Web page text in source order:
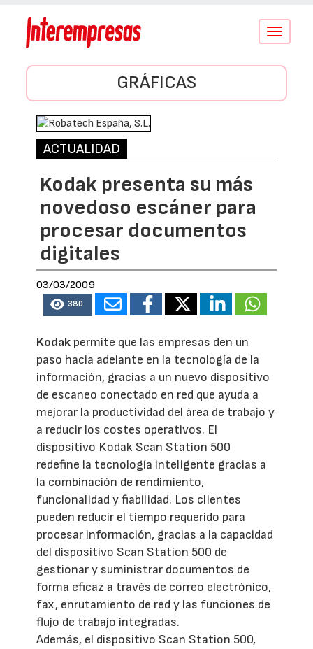
Conmutar
GRÁFICAS
ACTUALIDAD
Kodak presenta su más
novedoso escáner para
procesar documentos
digitales
03/03/2009
380
Kodak permite que las empresas den un
paso hacia adelante en la tecnología de la
información, gracias a un nuevo dispositivo
de escaneo conectado en red que ayuda a
mejorar la productividad del área de trabajo y
a reducir los costes operativos. El
dispositivo Kodak Scan Station 500
redefine la tecnología inteligente gracias a
la combinación de rendimiento,
funcionalidad y fiabilidad. Los clientes
pueden reducir el tiempo requerido para
procesar información, gracias a la capacidad
del dispositivo Scan Station 500 de
gestionar y suministrar documentos de
forma eficaz a través de correo electrónico,
fax, enrutamiento de red y las funciones de
flujo de trabajo integradas.
Además, el dispositivo Scan Station 500,